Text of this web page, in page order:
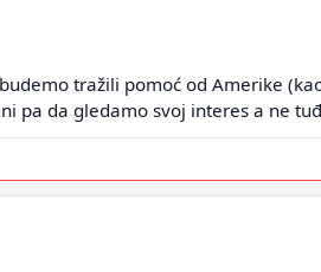
tražili pomoć od Amerike
pa da gledamo svoj interes a ne